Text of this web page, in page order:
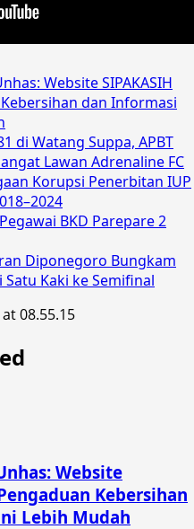
Website SIPAKASIH
dan Informasi
di Watang Suppa, APBT
Lawan Adrenaline FC
Korupsi Penerbitan IUP
BKD Parepare 2
Diponegoro Bungkam
Kaki ke Semifinal
Website
Kebersihan
Lebih Mudah